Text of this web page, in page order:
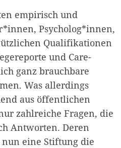
empirisch und
Psycholog*innen,
Qualifikationen
und Care-
ganz brauchbare
Was allerdings
aus öffentlichen
zahlreiche Fragen, die
Antworten. Deren
eine Stiftung die